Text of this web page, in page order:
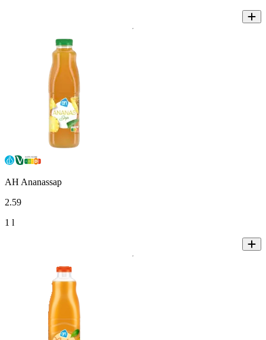
AH Ananassap
2.59
1 l